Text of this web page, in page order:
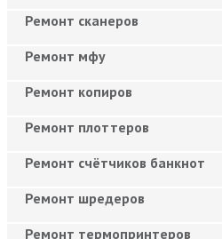
Ремонт сканеров
Ремонт мфу
Ремонт копиров
Ремонт плоттеров
Ремонт счётчиков банкнот
Ремонт шредеров
Ремонт термопринтеров